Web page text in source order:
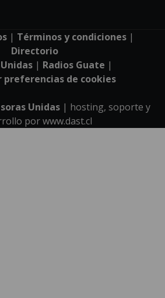
| Términos y condiciones|
Directorio
| Radios Guate |
de cookies
Unidas| hosting, soporte y
porwww.dast.cl